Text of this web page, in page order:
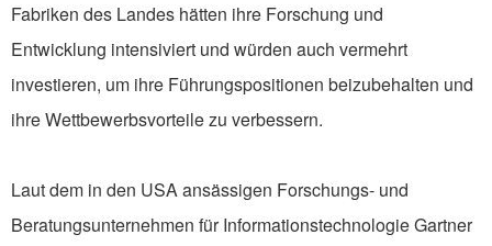
Fabriken des Landes hätten ihre Forschung und
Entwicklung intensiviert und würden auch vermehrt
investieren, um ihre Führungspositionen beizubehalten und
ihre Wettbewerbsvorteile zu verbessern.
Laut dem in den USA ansässigen Forschungs- und
Beratungsunternehmen für Informationstechnologie Gartner